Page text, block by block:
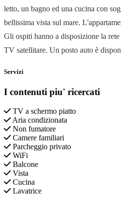
letto, un bagno ed una cucina con
bellissima vista sul mare.
Gli ospiti hanno a disposizione la
TV satellitare. Un posto auto è
Servizi
I contenuti piu' ricercati
TV a schermo piatto
Aria condizionata
Non fumatore
Camere familiari
Parcheggio privato
WiFi
Balcone
Vista
Cucina
Lavatrice